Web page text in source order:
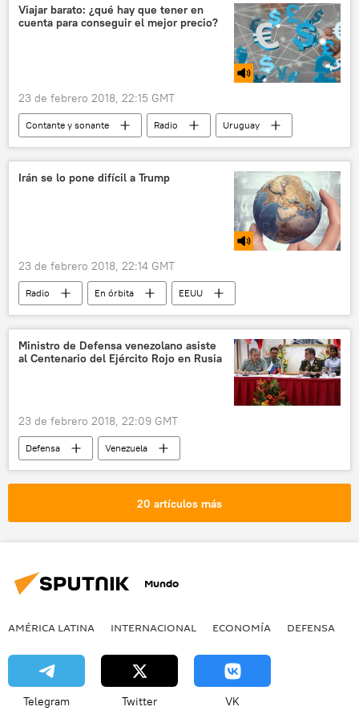
Viajar barato: ¿qué hay que tener en
cuenta para conseguir el mejor precio?
23 de febrero 2018, 22:15 GMT
Contante y sonante Radio
Uruguay
Nueva York
The Wall Street Journal
🧭 Destinos
Irán se lo pone difícil a Trump
23 de febrero 2018, 22:14 GMT
Radio En órbita
EEUU
Cuba
Irán
Argentina
Donald Trump
Organismo Internacional de Energía Atómica (OIEA)
enriquecimiento de uranio
revolución
pacto nuclear
Ministro de Defensa venezolano asiste
al Centenario del Ejército Rojo en Rusia
23 de febrero 2018, 22:09 GMT
Defensa
Venezuela
Vladimir Padrino López
Serguéi Shoigú
20 artículos más
Mundo
AMÉRICA LATINA INTERNACIONAL ECONOMÍA DEFENSA
Telegram Twitter VK